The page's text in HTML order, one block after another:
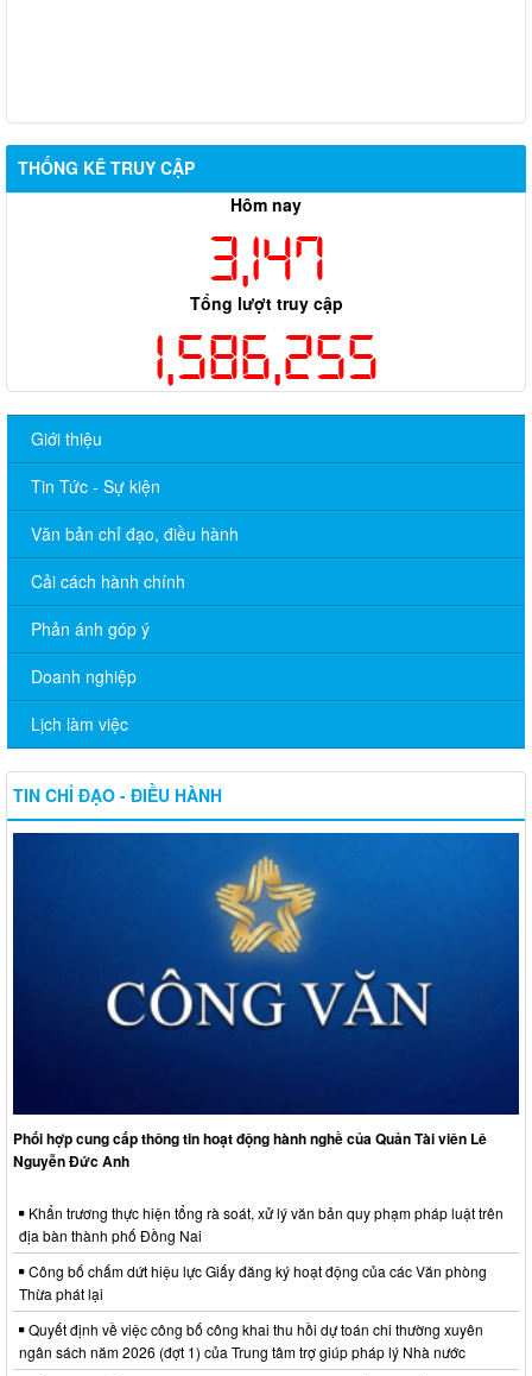
THỐNG KÊ TRUY CẬP
Hôm nay
3,147
Tổng lượt truy cập
1,586,255
Giới thiệu
Tin Tức - Sự kiện
Văn bản chỉ đạo, điều hành
Cải cách hành chính
Phản ánh góp ý
Doanh nghiệp
Lịch làm việc
TIN CHỈ ĐẠO - ĐIỀU HÀNH
Phối hợp cung cấp thông tin hoạt động hành nghề của Quản Tài viên Lê
Nguyễn Đức Anh
Khẩn trương thực hiện tổng rà soát, xử lý văn bản quy phạm pháp luật trên
địa bàn thành phố Đồng Nai
Công bố chấm dứt hiệu lực Giấy đăng ký hoạt động của các Văn phòng
Thừa phát lại
Quyết định về việc công bố công khai thu hồi dự toán chi thường xuyên
ngân sách năm 2026 (đợt 1) của Trung tâm trợ giúp pháp lý Nhà nước